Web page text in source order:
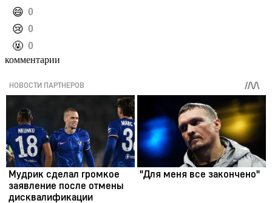
️😄 0
️😢 0
️🤬 0
комментарии